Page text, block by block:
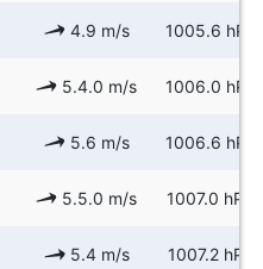
4.9 m/s 1005.6 hPa
5.4.0 m/s 1006.0 hPa
5.6 m/s 1006.6 hPa
5.5.0 m/s 1007.0 hPa
5.4 m/s 1007.2 hPa